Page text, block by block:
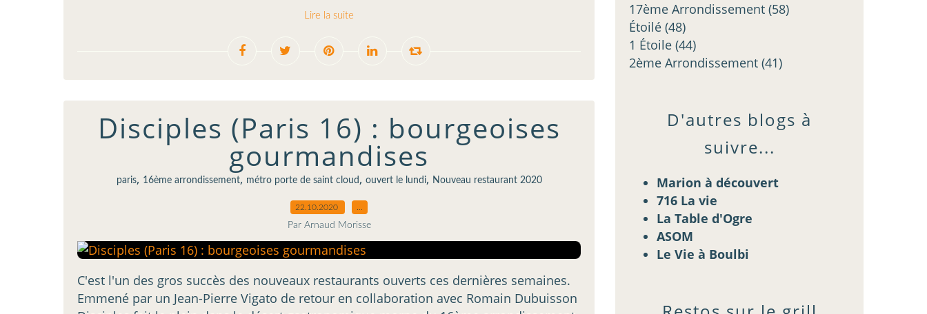
Lire la suite
Disciples (Paris 16) : bourgeoises
gourmandises
paris, 16ème arrondissement, métro porte de saint cloud , ouvert le lundi, Nouveau restaurant 2020
22.10.2020
Par Arnaud Morisse
C'est l'un des gros succès des nouveaux restaurants ouverts ces dernières semaines.
Emmené par un Jean-Pierre Vigato de retour en collaboration avec Romain Dubuisson
17ème Arrondissement (58)
Étoilé (48)
1 Étoile (44)
2ème Arrondissement (41)
D'autres blogs à
suivre...
Marion à découvert
716 La vie
La Table d'Ogre
ASOM
Le Vie à Boulbi